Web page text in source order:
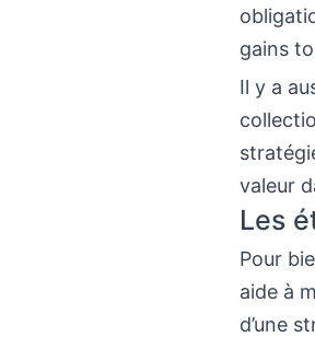
gains
Il y a
valeur
Les
Pour
aide à
d’une